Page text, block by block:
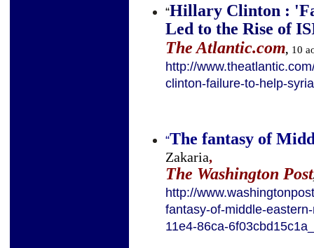
“Hillary Clinton :
Led to the Rise of
The Atlantic.com, 10
http://
clinton-failure-to-help-
“The fantasy of
Zakaria,
The Washington Post
http://
fantasy-of-middle-
11e4-86ca-